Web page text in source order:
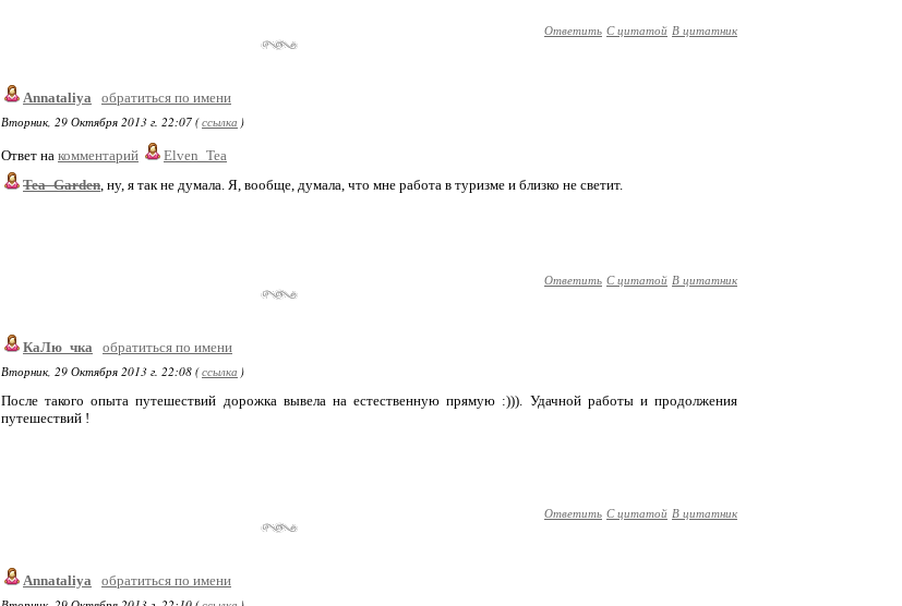
Ответить С цитатой В цитатник
Annataliya
обратиться по имени
Вторник, 29 Октября 2013 г. 22:07 (ссылка )
Ответ на комментарий
Elven_Tea
Tea_Garden, ну, я так не думала. Я, вообще, думала, что мне работа в туризме и близко не светит.
Ответить С цитатой В цитатник
КаЛю_чка
обратиться по имени
Вторник, 29 Октября 2013 г. 22:08 (ссылка )
После такого опыта путешествий дорожка вывела на естественную прямую :))). Удачной работы и продолжения
путешествий !
Ответить С цитатой В цитатник
Annataliya
обратиться по имени